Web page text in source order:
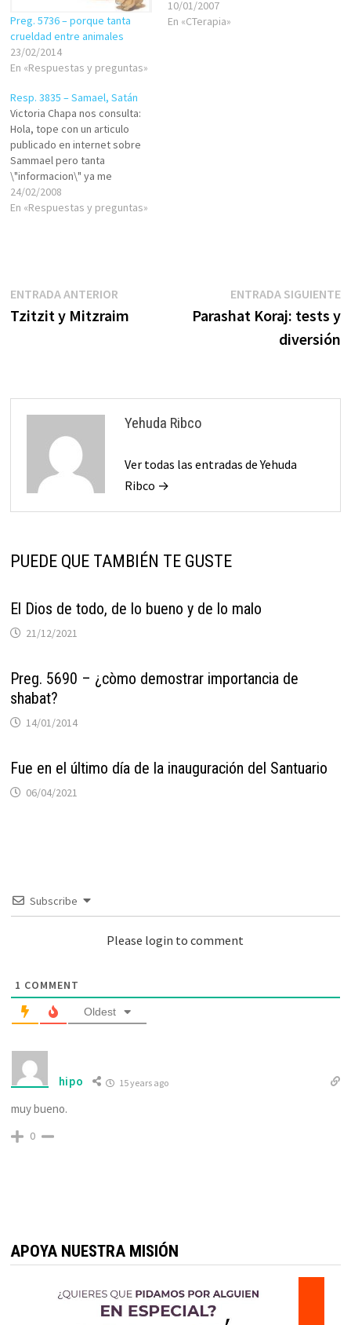
Preg. 5736 – porque tanta
crueldad entre animales
23/02/2014
En «Respuestas y preguntas»
orientarse hacia cultos,
religiones, religiosidad. Entre
10/01/2007
En «CTerapia»
Resp. 3835 – Samael, Satán
Victoria Chapa nos consulta:
Hola, tope con un articulo
publicado en internet sobre
Sammael pero tanta
\"informacion\" ya me
confundio. Que dice el Talmud
sobre este personaje y es
24/02/2008
En «Respuestas y preguntas»
Navegación
de
ENTRADA ANTERIOREntrada
anterior:
Tzitzit y Mitzraim
ENTRADA SIGUIENTE
Parashat Koraj: tests y
diversión
Yehuda Ribco
Ver todas las entradas de Yehuda
Ribco →
PUEDE QUE TAMBIÉN TE GUSTE
El Dios de todo, de lo bueno y de lo malo
21/12/2021
Preg. 5690 – ¿còmo demostrar importancia de
shabat?
14/01/2014
Fue en el último día de la inauguración del Santuario
06/04/2021
Subscribe
Please login to comment
1 COMMENT
Oldest
hipo 15 years ago
muy bueno.
0
APOYA NUESTRA MISIÓN